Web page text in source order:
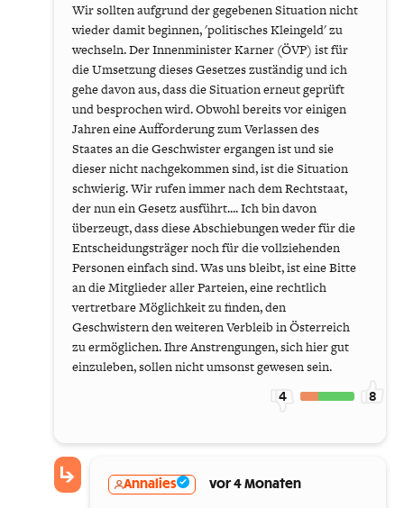
Wir sollten aufgrund der gegebenen Situation nicht
wieder damit beginnen, 'politisches Kleingeld' zu
wechseln. Der Innenminister Karner (ÖVP) ist für
die Umsetzung dieses Gesetzes zuständig und ich
gehe davon aus, dass die Situation erneut geprüft
und besprochen wird. Obwohl bereits vor einigen
Jahren eine Aufforderung zum Verlassen des
Staates an die Geschwister ergangen ist und sie
dieser nicht nachgekommen sind, ist die Situation
schwierig. Wir rufen immer nach dem Rechtstaat,
der nun ein Gesetz ausführt.... Ich bin davon
überzeugt, dass diese Abschiebungen weder für die
Entscheidungsträger noch für die vollziehenden
Personen einfach sind. Was uns bleibt, ist eine Bitte
an die Mitglieder aller Parteien, eine rechtlich
vertretbare Möglichkeit zu finden, den
Geschwistern den weiteren Verbleib in Österreich
zu ermöglichen. Ihre Anstrengungen, sich hier gut
einzuleben, sollen nicht umsonst gewesen sein.
4 8
Annalies vor 4 Monaten